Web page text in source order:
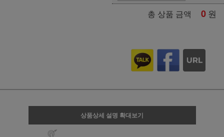
총 상품 금액 0 원
상품상세 설명 확대보기